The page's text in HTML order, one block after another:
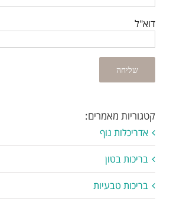
דוא"ל
קטגוריות מאמרים:
אדריכלות נוף
בריכות בטון
בריכות טבעיות